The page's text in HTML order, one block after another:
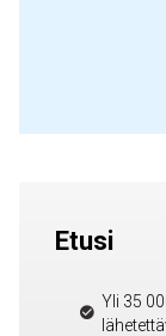
Etusi
Yli 35